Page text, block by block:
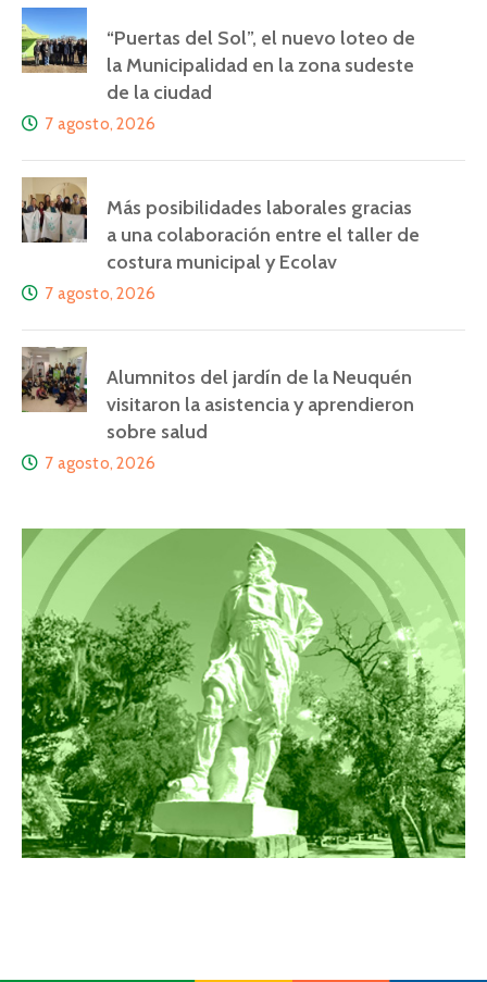
“Puertas del Sol”, el nuevo loteo de
la Municipalidad en la zona sudeste
de la ciudad
7 agosto, 2026
Más posibilidades laborales gracias
a una colaboración entre el taller de
costura municipal y Ecolav
7 agosto, 2026
Alumnitos del jardín de la Neuquén
visitaron la asistencia y aprendieron
sobre salud
7 agosto, 2026